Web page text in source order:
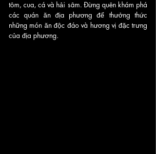
tôm, cua, cá và hải sâm. Đừng quên khám phá
các quán ăn địa phương để thưởng thức
những món ăn độc đáo và hương vị đặc trưng
của địa phương.